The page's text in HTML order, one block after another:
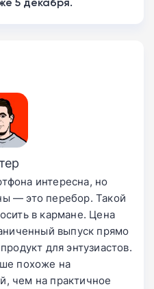
интересна, но
— это перебор. Такой
в кармане. Цена
выпуск прямо
для энтузиастов.
похоже на
чем на практичное